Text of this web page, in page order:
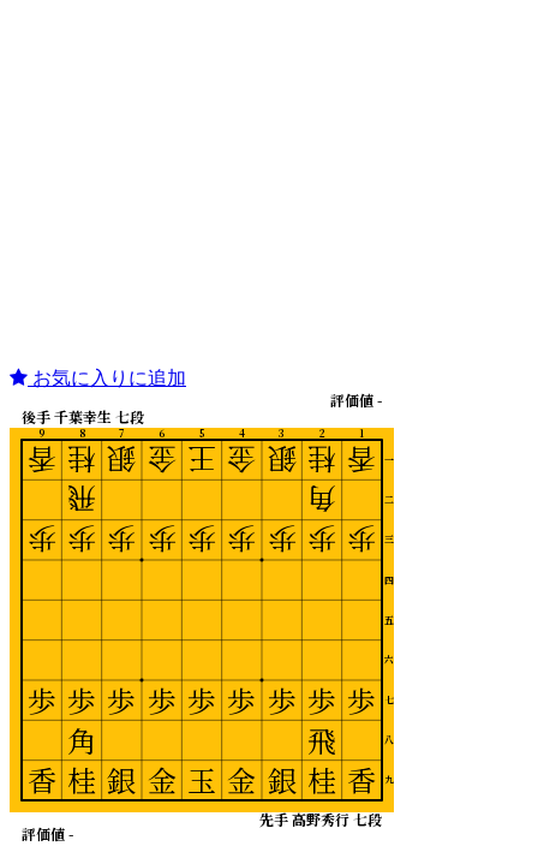
お気に入りに追加
1
2
3
4
5
6
7
8
9
一
二
三
四
五
六
七
八
九
先手 高野秀行 七段
後手 千葉幸生 七段
評価値 -
評価値 -
香
歩
歩
香
桂
角
歩
歩
飛
桂
銀
歩
歩
銀
金
歩
歩
金
王
歩
歩
玉
金
歩
歩
金
銀
歩
歩
銀
桂
飛
歩
歩
角
桂
香
歩
歩
香